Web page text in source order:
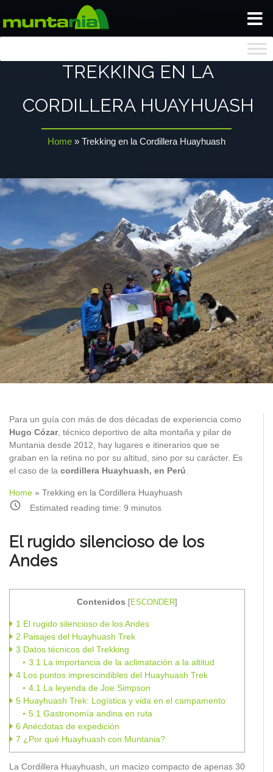
NOSOTROS
SEGUROS
CONTACTO
TREKKING EN LA
CORDILLERA HUAYHUASH
Home » Trekking en la Cordillera Huayhuash
Para un guía con más de dos décadas de experiencia como
Hugo Cózar, técnico deportivo de alta montaña y pilar de
Muntania desde 2012, hay lugares e itinerarios que se
graban en la retina no por su altitud, sino por su carácter. Es
el caso de la cordillera Huayhuash, en Perú
Home » Trekking en la Cordillera Huayhuash
Estimated reading time: 9 minutos
El rugido silencioso de los
Andes
Contenidos [ESCONDER]
1 El rugido silencioso de los Andes
2 Paisajes del Huayhuash Trek
3 Datos técnicos del Trekking
3.1 La importancia de la aclimatación a la altitud
4 Los puntos imprescindibles del Huayhuash Trek
4.1 La leyenda de Joe Simpson
5 Huayhuash Trek: Logística y vida en el campamento
5.1 Gastronomía andina en ruta
6 Anécdotas de expedición
7 ¿Por qué Huayhuash con Muntania?
La Cordillera Huayhuash, un macizo compacto de apenas 30